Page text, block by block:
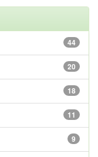
44
20
18
11
9